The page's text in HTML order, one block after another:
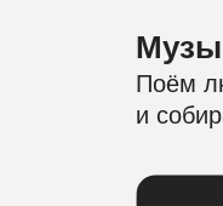
Поём
и